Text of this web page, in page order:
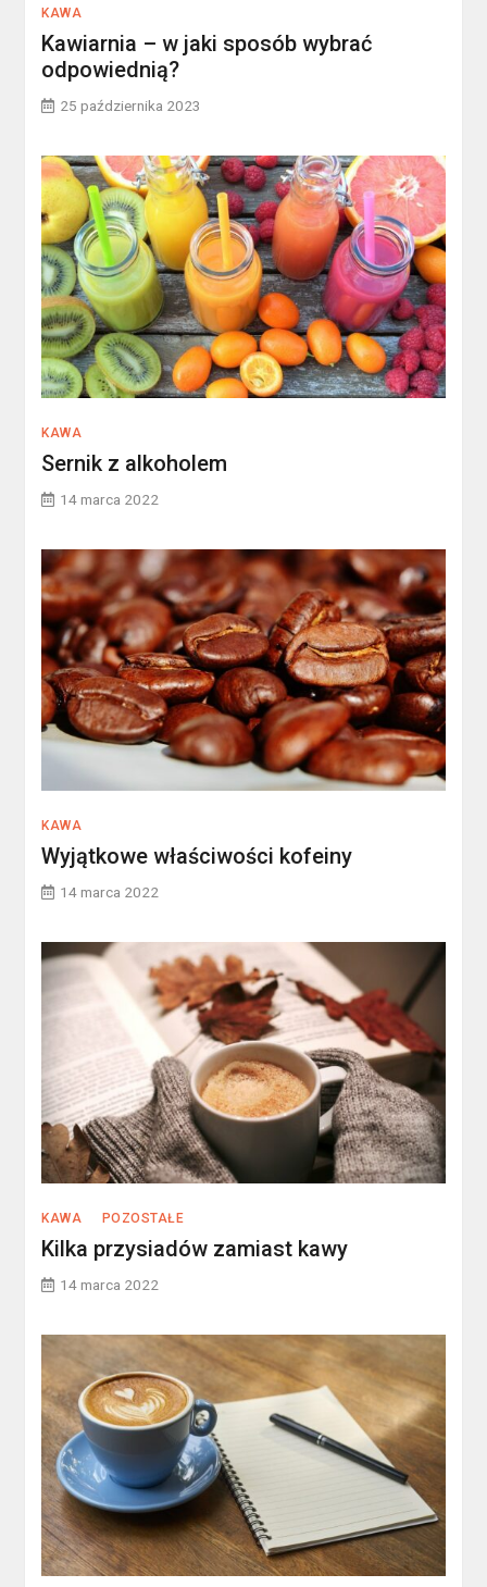
KAWA
Kawiarnia – w jaki sposób wybrać
odpowiednią?
25 października 2023
KAWA
Sernik z alkoholem
14 marca 2022
KAWA
Wyjątkowe właściwości kofeiny
14 marca 2022
KAWA POZOSTAŁE
Kilka przysiadów zamiast kawy
14 marca 2022